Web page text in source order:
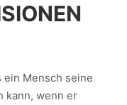
ein Mensch seine
kann, wenn er